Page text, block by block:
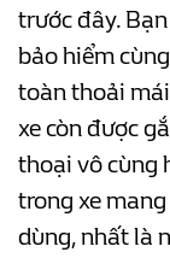
trước đây.
bảo hiểm
toàn thoải
xe còn được
thoại vô cùng
trong xe
dùng, nhất là